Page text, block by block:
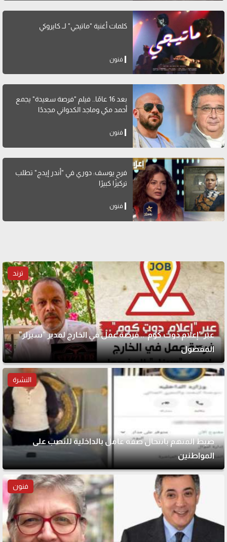
كلمات أغنية "ماتيجي" لــ كايروكي
فنون
بعد 16 عامًا.. فيلم "فرصة سعيدة" يجمع
أحمد مكي وماجد الكدواني مجددًا
فنون
فرح يوسف: دوري في "أندر إيدج" تطلب
تركيزًا كبيرًا
فنون
ترند
عبر "إعلام دوت كوم".. فرصة عمل في الخارج لمدير "سيزلر"
المفصول
النشرة
ضبط المتهم بانتحال صفة عامل بالداخلية للنصب على
المواطنين
فنون